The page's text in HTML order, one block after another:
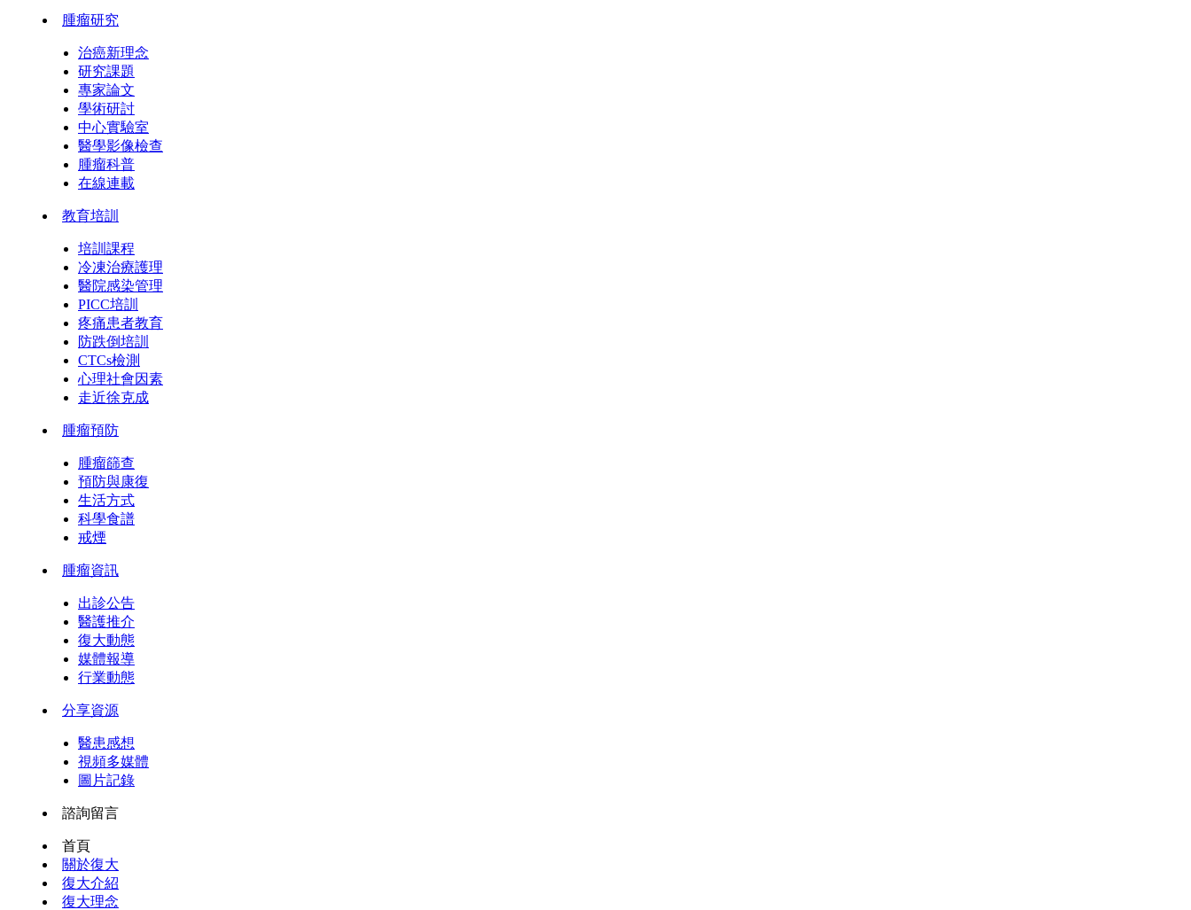
腫瘤研究
治癌新理念
研究課題
專家論文
學術研討
中心實驗室
醫學影像檢查
腫瘤科普
在線連載
教育培訓
培訓課程
冷凍治療護理
醫院感染管理
PICC培訓
疼痛患者教育
防跌倒培訓
CTCs檢測
心理社會因素
走近徐克成
腫瘤預防
腫瘤篩查
預防與康復
生活方式
科學食譜
戒煙
腫瘤資訊
出診公告
醫護推介
復大動態
媒體報導
行業動態
分享資源
醫患感想
視頻多媒體
圖片記錄
諮詢留言
首頁
關於復大
復大介紹
復大理念